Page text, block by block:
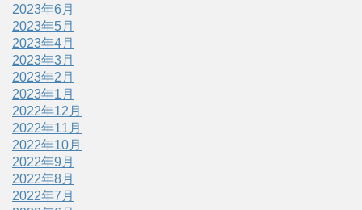
2023年6月
2023年5月
2023年4月
2023年3月
2023年2月
2023年1月
2022年12月
2022年11月
2022年10月
2022年9月
2022年8月
2022年7月